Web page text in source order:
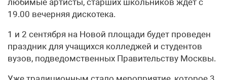
любимые артисты, старших школьников ждет с
19.00 вечерняя дискотека.
1 и 2 сентября на Новой площади будет проведен
праздник для учащихся колледжей и студентов
вузов, подведомственных Правительству Москвы.